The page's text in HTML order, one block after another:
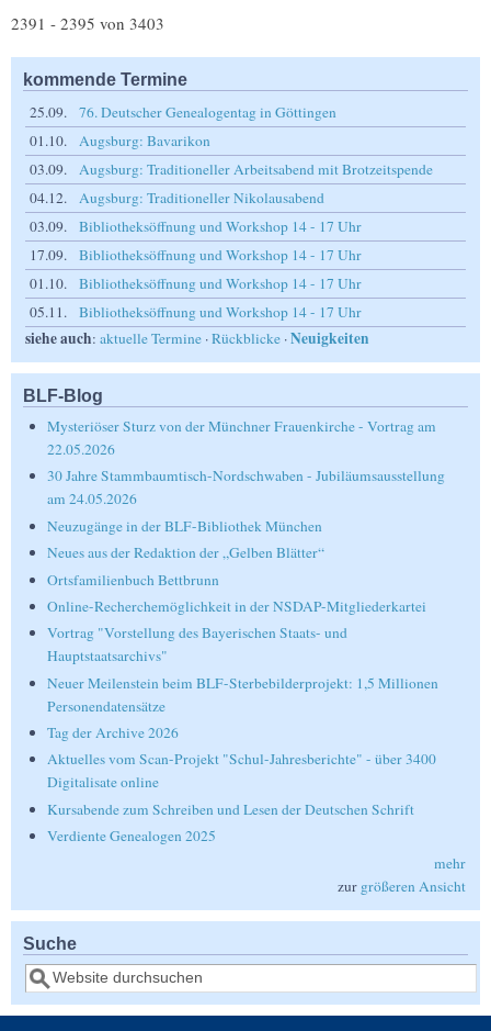
2391 - 2395 von 3403
kommende Termine
25.09.
76. Deutscher Genealogentag in Göttingen
01.10.
Augsburg: Bavarikon
03.09.
Augsburg: Traditioneller Arbeitsabend mit Brotzeitspende
04.12.
Augsburg: Traditioneller Nikolausabend
03.09.
Bibliotheksöffnung und Workshop 14 - 17 Uhr
17.09.
Bibliotheksöffnung und Workshop 14 - 17 Uhr
01.10.
Bibliotheksöffnung und Workshop 14 - 17 Uhr
05.11.
Bibliotheksöffnung und Workshop 14 - 17 Uhr
siehe auch: aktuelle Termine ·Rückblicke ·Neuigkeiten
BLF-Blog
Mysteriöser Sturz von der Münchner Frauenkirche - Vortrag am
22.05.2026
30 Jahre Stammbaumtisch-Nordschwaben - Jubiläumsausstellung
am 24.05.2026
Neuzugänge in der BLF-Bibliothek München
Neues aus der Redaktion der „Gelben Blätter“
Ortsfamilienbuch Bettbrunn
Online-Recherchemöglichkeit in der NSDAP-Mitgliederkartei
Vortrag "Vorstellung des Bayerischen Staats- und
Hauptstaatsarchivs"
Neuer Meilenstein beim BLF-Sterbebilderprojekt: 1,5 Millionen
Personendatensätze
Tag der Archive 2026
Aktuelles vom Scan-Projekt "Schul-Jahresberichte" - über 3400
Digitalisate online
Kursabende zum Schreiben und Lesen der Deutschen Schrift
Verdiente Genealogen 2025
mehr
zur größeren Ansicht
Suche
Suche